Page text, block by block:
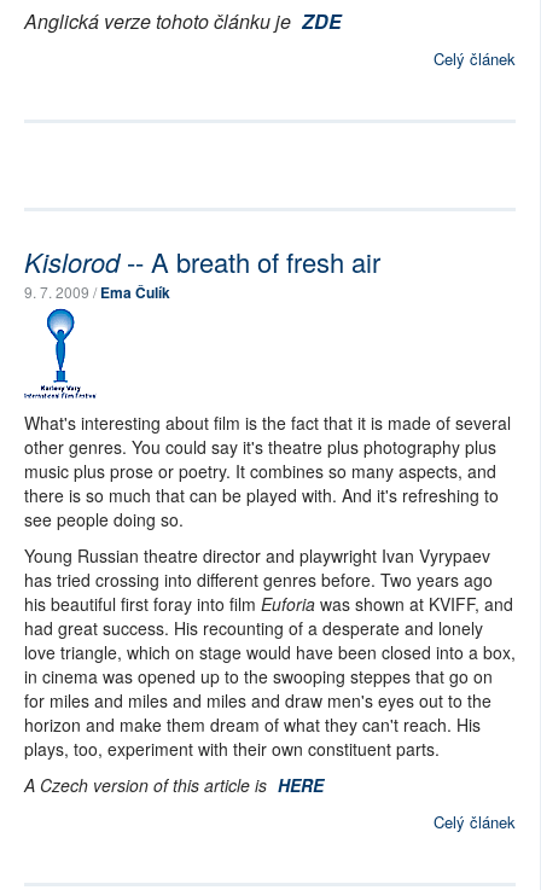
Anglická verze tohoto článku je ZDE
Celý článek
Kislorod-- A breath of fresh air
9. 7. 2009 /Ema Čulík
What's interesting about film is the fact that it is made of several
other genres. You could say it's theatre plus photography plus
music plus prose or poetry. It combines so many aspects, and
there is so much that can be played with. And it's refreshing to
see people doing so.
Young Russian theatre director and playwright Ivan Vyrypaev
has tried crossing into different genres before. Two years ago
his beautiful first foray into film Euforia was shown at KVIFF, and
had great success. His recounting of a desperate and lonely
love triangle, which on stage would have been closed into a box,
in cinema was opened up to the swooping steppes that go on
for miles and miles and miles and draw men's eyes out to the
horizon and make them dream of what they can't reach. His
plays, too, experiment with their own constituent parts.
A Czech version of this article is HERE
Celý článek